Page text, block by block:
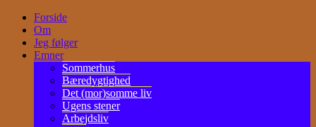
Forside
Om
Jeg følger
Emner
Sommerhus
Bæredygtighed
Det (mor)somme liv
Ugens stener
Arbejdsliv